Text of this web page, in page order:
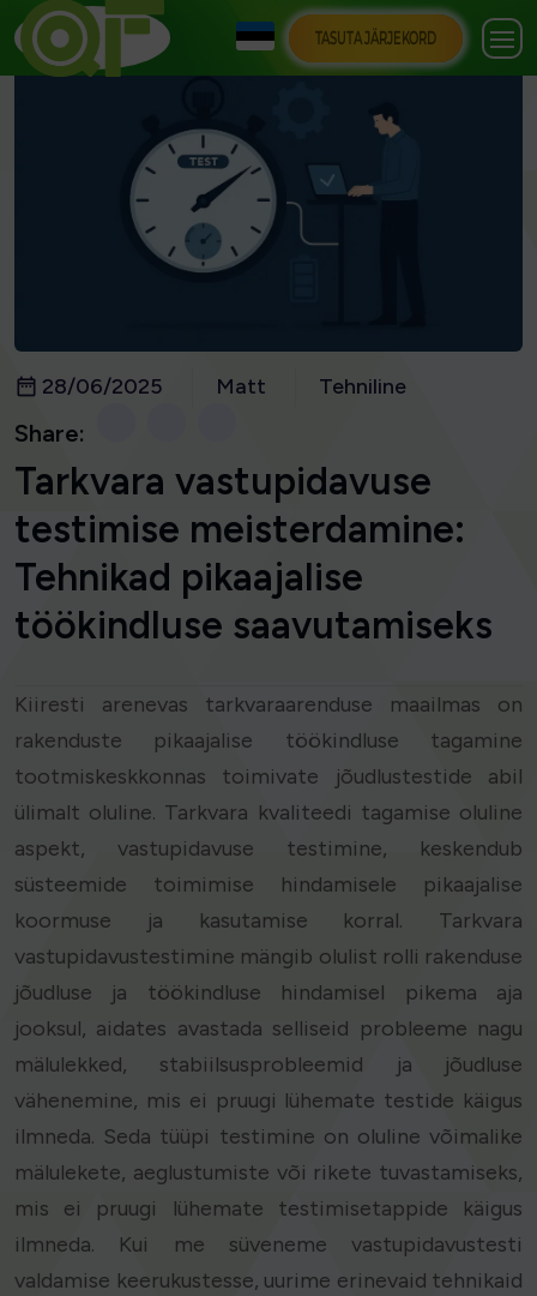
TASUTA JÄRJEKORD
28/06/2025 Matt Tehniline
Share:
Tarkvara vastupidavuse
testimise meisterdamine:
Tehnikad pikaajalise
töökindluse saavutamiseks
Kiiresti arenevas tarkvaraarenduse maailmas on
rakenduste pikaajalise töökindluse tagamine
tootmiskeskkonnas toimivate jõudlustestide abil
ülimalt oluline. Tarkvara kvaliteedi tagamise oluline
aspekt, vastupidavuse testimine, keskendub
süsteemide toimimise hindamisele pikaajalise
koormuse ja kasutamise korral. Tarkvara
vastupidavustestimine mängib olulist rolli rakenduse
jõudluse ja töökindluse hindamisel pikema aja
jooksul, aidates avastada selliseid probleeme nagu
mälulekked, stabiilsusprobleemid ja jõudluse
vähenemine, mis ei pruugi lühemate testide käigus
ilmneda. Seda tüüpi testimine on oluline võimalike
mälulekete, aeglustumiste või rikete tuvastamiseks,
mis ei pruugi lühemate testimisetappide käigus
ilmneda. Kui me süveneme vastupidavustesti
valdamise keerukustesse, uurime erinevaid tehnikaid